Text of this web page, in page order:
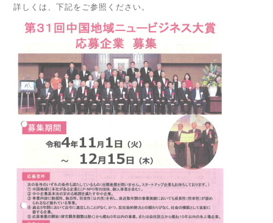
詳しくは、下記をご参照ください。